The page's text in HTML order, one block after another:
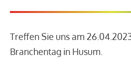
Treffen Sie uns am
Branchentag in Husum.